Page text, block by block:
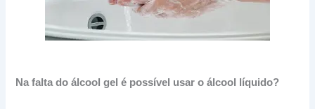
Na falta do álcool gel é possível usar o álcool líquido?